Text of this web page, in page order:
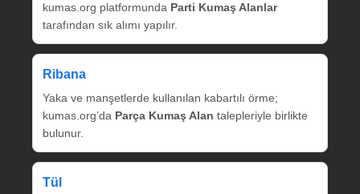
kumas.org platformunda Parti Kumaş Alanlar
tarafından sık alımı yapılır.
Ribana
Yaka ve manşetlerde kullanılan kabartılı örme;
kumas.org’da Parça Kumaş Alan talepleriyle birlikte
bulunur.
Tül